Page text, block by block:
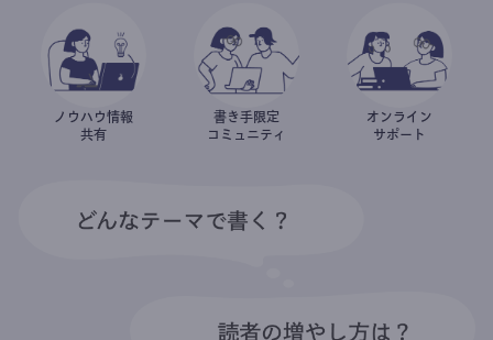
ノウハウ情報
共有
書き手限定
コミュニティ
オンライン
サポート